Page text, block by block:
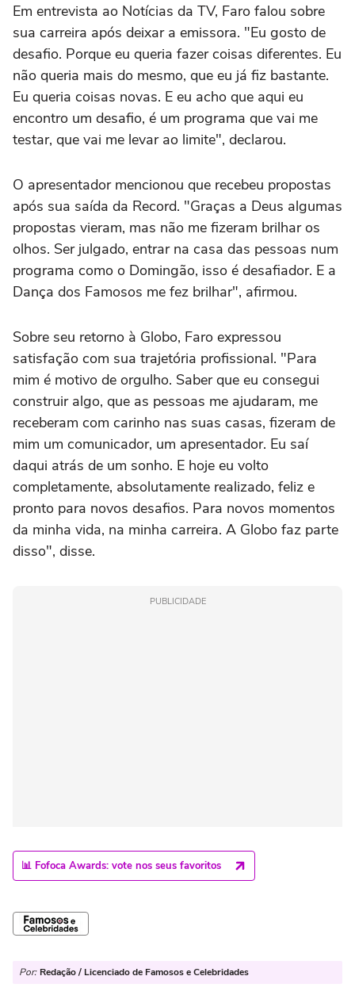
Em entrevista ao Notícias da TV, Faro falou sobre
sua carreira após deixar a emissora. "Eu gosto de
desafio. Porque eu queria fazer coisas diferentes. Eu
não queria mais do mesmo, que eu já fiz bastante.
Eu queria coisas novas. E eu acho que aqui eu
encontro um desafio, é um programa que vai me
testar, que vai me levar ao limite", declarou.
O apresentador mencionou que recebeu propostas
após sua saída da Record. "Graças a Deus algumas
propostas vieram, mas não me fizeram brilhar os
olhos. Ser julgado, entrar na casa das pessoas num
programa como o Domingão, isso é desafiador. E a
Dança dos Famosos me fez brilhar", afirmou.
Sobre seu retorno à Globo, Faro expressou
satisfação com sua trajetória profissional. "Para
mim é motivo de orgulho. Saber que eu consegui
construir algo, que as pessoas me ajudaram, me
receberam com carinho nas suas casas, fizeram de
mim um comunicador, um apresentador. Eu saí
daqui atrás de um sonho. E hoje eu volto
completamente, absolutamente realizado, feliz e
pronto para novos desafios. Para novos momentos
da minha vida, na minha carreira. A Globo faz parte
disso", disse.
PUBLICIDADE
📊 Fofoca Awards: vote nos seus favoritos
Por: Redação / Licenciado de Famosos e Celebridades